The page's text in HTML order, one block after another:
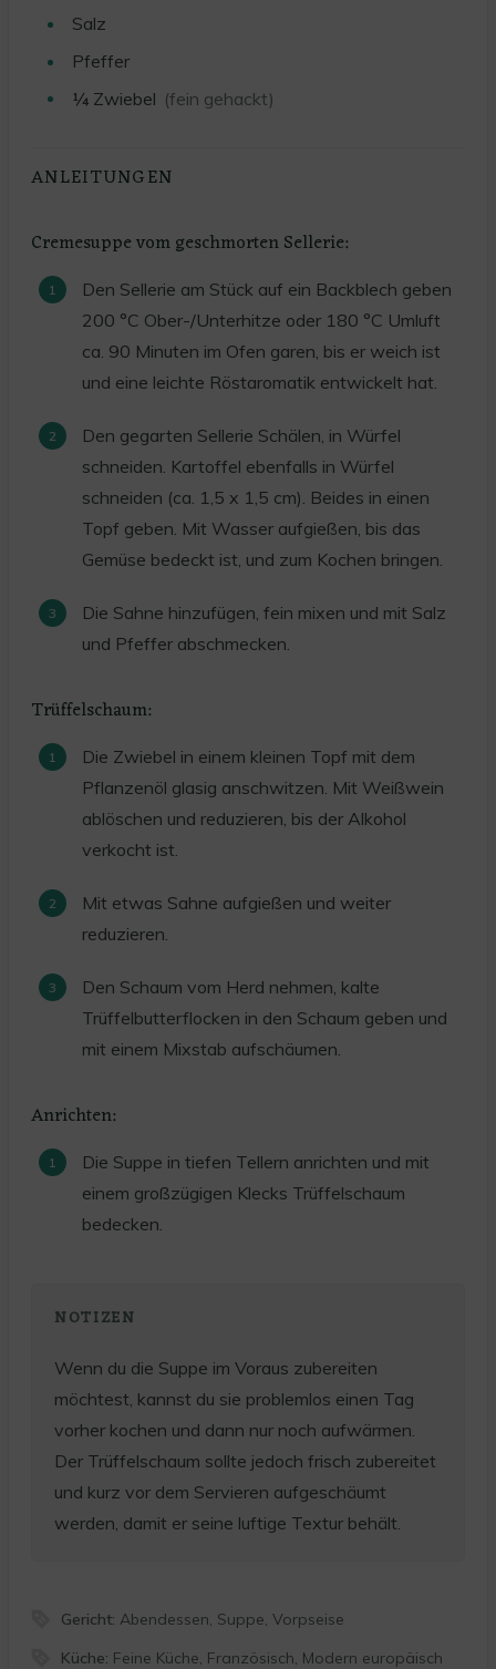
Salz
Pfeffer
¼ Zwiebel (fein gehackt)
ANLEITUNGEN
Cremesuppe vom geschmorten Sellerie:
Den Sellerie am Stück auf ein Backblech geben
200 °C Ober-/Unterhitze oder 180 °C Umluft
ca. 90 Minuten im Ofen garen, bis er weich ist
und eine leichte Röstaromatik entwickelt hat.
Den gegarten Sellerie Schälen, in Würfel
schneiden. Kartoffel ebenfalls in Würfel
schneiden (ca. 1,5 x 1,5 cm). Beides in einen
Topf geben. Mit Wasser aufgießen, bis das
Gemüse bedeckt ist, und zum Kochen bringen.
Die Sahne hinzufügen, fein mixen und mit Salz
und Pfeffer abschmecken.
Trüffelschaum:
Die Zwiebel in einem kleinen Topf mit dem
Pflanzenöl glasig anschwitzen. Mit Weißwein
ablöschen und reduzieren, bis der Alkohol
verkocht ist.
Mit etwas Sahne aufgießen und weiter
reduzieren.
Den Schaum vom Herd nehmen, kalte
Trüffelbutterflocken in den Schaum geben und
mit einem Mixstab aufschäumen.
Anrichten:
Die Suppe in tiefen Tellern anrichten und mit
einem großzügigen Klecks Trüffelschaum
bedecken.
NOTIZEN
Wenn du die Suppe im Voraus zubereiten
möchtest, kannst du sie problemlos einen Tag
vorher kochen und dann nur noch aufwärmen.
Der Trüffelschaum sollte jedoch frisch zubereitet
und kurz vor dem Servieren aufgeschäumt
werden, damit er seine luftige Textur behält.
Gericht:Abendessen, Suppe, Vorpseise
Küche: Feine Küche, Französisch, Modern europäisch